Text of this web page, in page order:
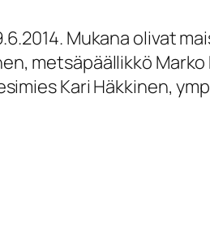
Mukana olivat
metsäpäällikkö Marko
Kari Häkkinen,